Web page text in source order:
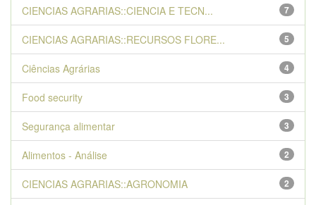
7
CIENCIAS AGRARIAS::CIENCIA E TECN...
5
CIENCIAS AGRARIAS::RECURSOS FLORE...
4
Ciências Agrárias
3
Food security
3
Segurança alimentar
2
Alimentos - Análise
2
CIENCIAS AGRARIAS::AGRONOMIA